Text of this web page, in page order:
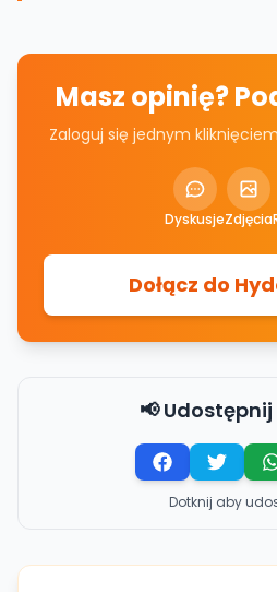
Masz opinię?
Zaloguj się jednym
DyskusjeZdjęcia
Dołącz do
📢
Dotknij aby